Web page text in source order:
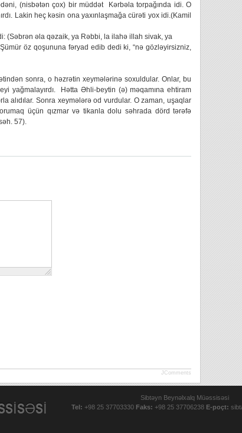
(nisbətən çox) bir müddət Kərbəla torpağında idi. O
Lakin heç kəsin ona yaxınlaşmağa cürəti yox idi.(Kamil
(Səbrən əla qəzaik, ya Rəbbi, la ilahə illah sivak, ya
öz qoşununa fəryad edib dedi ki, “nə gözləyirsizniz,
sonra, o həzrətin xeymələrinə soxuldular. Onlar, bu
yağmalayırdı. Hətta Əhli-beytin (ə) məqamına ehtiram
alıdılar. Sonra xeymələrə od vurdular. O zaman, uşaqlar
üçün qızmar və tikanla dolu səhrada dörd tərəfə
57).
JComments
Sibtəyn Beynəlxalq Müəssisəsi
Tel: +98 25 37703330 Faks: +98 25 37706238 E-poçt: